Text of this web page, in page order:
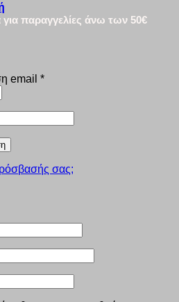
παραγγελίες άνω των 50€
email *Απαιτείται
σας;